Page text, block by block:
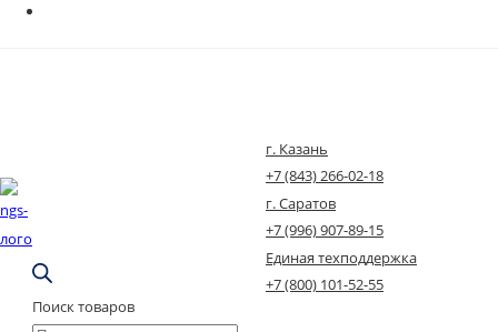
Поиск товаров
г. Казань
+7 (843) 266-02-18
г. Саратов
+7 (996) 907-89-15
Единая техподдержка
+7 (800) 101-52-55